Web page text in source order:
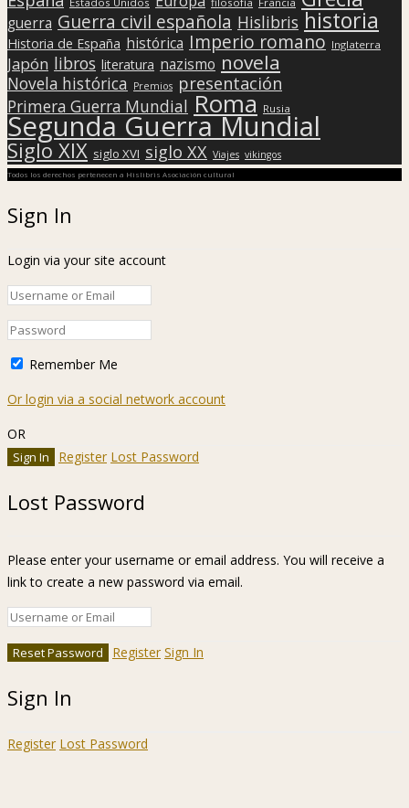
guerra Guerra civil española Hislibris historia
Historia de España histórica Imperio romano Inglaterra
Japón libros literatura nazismo novela
Novela histórica Premios presentación
Primera Guerra Mundial Roma Rusia
Segunda Guerra Mundial
Siglo XIX siglo XVI siglo XX Viajes vikingos
Todos los derechos pertenecen a Hislibris Asociación cultural
Sign In
Login via your site account
Remember Me
Or login via a social network account
OR
Register Lost Password
Lost Password
Please enter your username or email address. You will receive a
link to create a new password via email.
Register Sign In
Sign In
Register Lost Password